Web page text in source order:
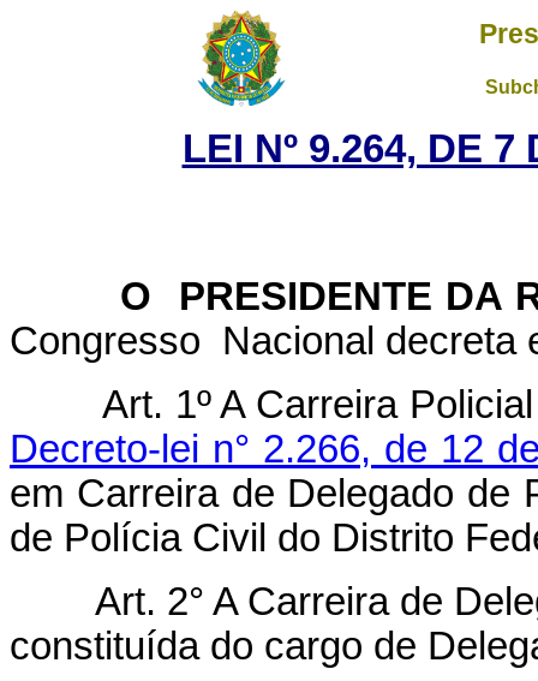
LEI Nº 9.264, DE 7
O PRESIDENTE DA
Congresso Nacional
Art. 1º A Carreira
Decreto-lei n° 2.266, de 12
em Carreira de Delegado de
de Polícia Civil do Distrito
Art. 2° A Carreira de
constituída do cargo de